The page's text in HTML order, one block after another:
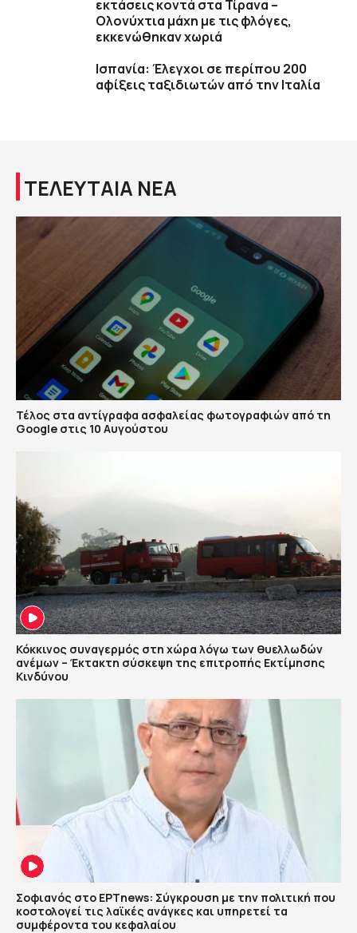
εκτάσεις κοντά στα Τίρανα –
Ολονύχτια μάχη με τις φλόγες,
εκκενώθηκαν χωριά
Ισπανία: Έλεγχοι σε περίπου 200
αφίξεις ταξιδιωτών από την Ιταλία
ΤΕΛΕΥΤΑΙΑ ΝΕΑ
Τέλος στα αντίγραφα ασφαλείας φωτογραφιών από τη
Google στις 10 Αυγούστου
Κόκκινος συναγερμός στη χώρα λόγω των θυελλωδών
ανέμων – Έκτακτη σύσκεψη της επιτροπής Εκτίμησης
Κινδύνου
Σοφιανός στο ΕΡΤnews: Σύγκρουση με την πολιτική που
κοστολογεί τις λαϊκές ανάγκες και υπηρετεί τα
συμφέροντα του κεφαλαίου